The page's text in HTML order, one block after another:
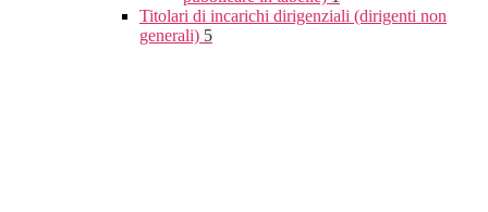
Titolari di incarichi dirigenziali (dirigenti non
generali) 5